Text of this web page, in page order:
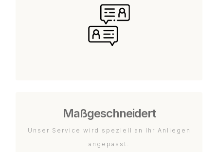
Maßgeschneidert
Unser Service wird speziell an Ihr Anliegen
angepasst.